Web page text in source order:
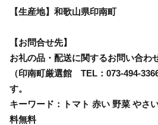
【生産地】和歌山県印南町
【お問合せ先】
お礼の品・配送に関するお問い合わ
（印南町厳選館 TEL：073-494-
す。
キーワード：トマト 赤い 野菜 やさ
料無料